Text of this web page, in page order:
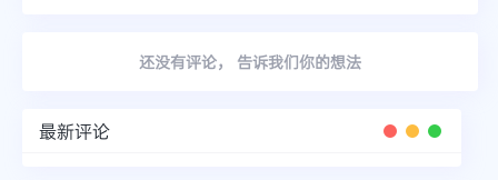
还没有评论， 告诉我们你的想法
最新评论